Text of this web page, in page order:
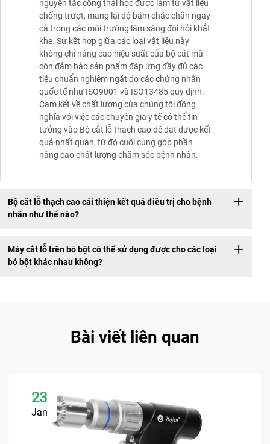
nguyên tắc công thái học được làm từ vật liệu
chống trượt, mang lại độ bám chắc chắn ngay
cả trong các môi trường lâm sàng đòi hỏi khắt
khe. Sự kết hợp giữa các loại vật liệu này
không chỉ nâng cao hiệu suất của bộ cắt mà
còn đảm bảo sản phẩm đáp ứng đầy đủ các
tiêu chuẩn nghiêm ngặt do các chứng nhận
quốc tế như ISO9001 và ISO13485 quy định.
Cam kết về chất lượng của chúng tôi đồng
nghĩa với việc các chuyên gia y tế có thể tin
tưởng vào Bộ cắt lỗ thạch cao để đạt được kết
quả nhất quán, từ đó cuối cùng góp phần
nâng cao chất lượng chăm sóc bệnh nhân.
Bộ cắt lỗ thạch cao cải thiện kết quả điều trị cho bệnh
nhân như thế nào?
Máy cắt lỗ trên bó bột có thể sử dụng được cho các loại
bó bột khác nhau không?
Bài viết liên quan
23
Jan